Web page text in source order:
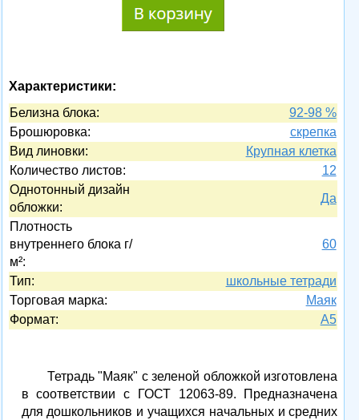
Характеристики:
Белизна блока:
92-98 %
Брошюровка:
скрепка
Вид линовки:
Крупная клетка
Количество листов:
12
Однотонный дизайн
обложки:
Да
Плотность
внутреннего блока г/
м²:
60
Тип:
школьные тетради
Торговая марка:
Маяк
Формат:
A5
Тетрадь "Маяк" с зеленой обложкой изготовлена
в соответствии с ГОСТ 12063-89. Предназначена
для дошкольников и учащихся начальных и средних